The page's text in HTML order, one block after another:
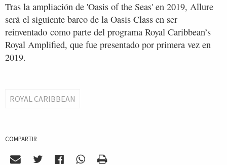
Tras la ampliación de 'Oasis of the Seas' en 2019, Allure
será el siguiente barco de la Oasis Class en ser
reinventado como parte del programa Royal Caribbean’s
Royal Amplified, que fue presentado por primera vez en
2019.
ROYAL CARIBBEAN
COMPARTIR